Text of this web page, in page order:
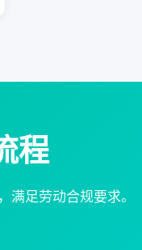
程
足劳动合规要求。